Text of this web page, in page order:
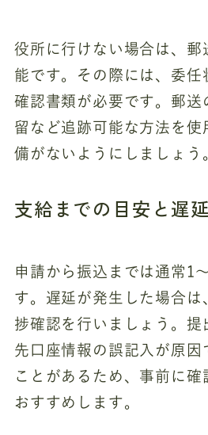
役所に行けない場合は、郵
能です。その際には、委任
確認書類が必要です。郵送
留など追跡可能な方法を使
備がないようにしましょう
支給までの目安と遅
申請から振込までは通常1
す。遅延が発生した場合は
捗確認を行いましょう。提
先口座情報の誤記入が原因
ことがあるため、事前に確
おすすめします。